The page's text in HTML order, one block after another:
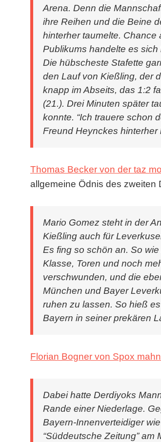
Arena. Denn die
ihre Reihen und die Beine
hinterher taumelte.
Publikums handelte es
Die hübscheste Stafette
den Lauf von Kießling, der
knapp im Abseits, das 1:2
(21.). Drei Minuten später
konnte. “Ich trauere schon
Freund Heynckes hinterher
Thomas Becker von der taz
allgemeine Ödnis des zweiten
Mario Gomez steht in der
Kießling auch für
Es fing so schön an. So
Klasse, Toren und noch
verschwunden, und die
München und Bayer
ruhen zu lassen. So hieß
Bayern in seiner prekären
Florian Bogner von Spox
Dabei hatte Derdiyoks
Rande einer Niederlage.
Bayern-Innenverteidiger
“Süddeutsche Zeitung”